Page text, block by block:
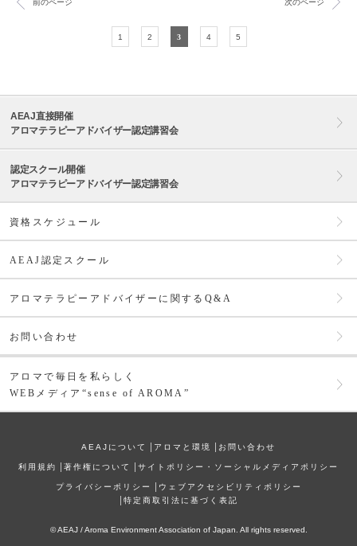
前のページ 次のページ
1 2 3 4 5
AEAJ直接開催
アロマテラピーアドバイザー認定講習会
認定スクール開催
アロマテラピーアドバイザー認定講習会
資格スケジュール
AEAJ認定スクール
アロマテラピーアドバイザーに関するQ&A
お問い合わせ
アロマで毎日を私らしく
WEBメディア“sense of AROMA”
AEAJについて アロマと環境 お問い合わせ
利⽤規約 著作権について サイトポリシー・ソーシャルメディアポリシー
プライバシーポリシー
ウェブアクセシビリティポリシー
特定商取引法に基づく表記
© AEAJ / Aroma Environment Association of Japan. All rights reserved.